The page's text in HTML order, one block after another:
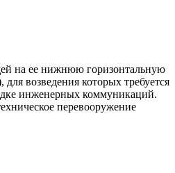
на ее нижнюю горизонтальную
возведения которых требуется
инженерных коммуникаций.
перевооружение